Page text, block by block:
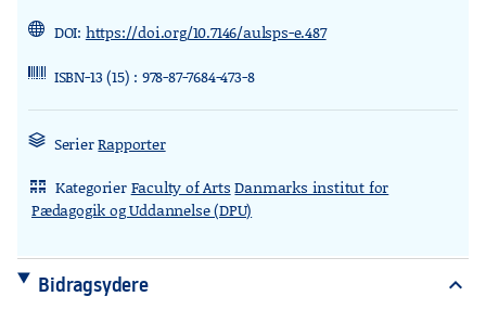
DOI: https://doi.org/10.7146/aulsps-e.487
ISBN-13 (15) : 978-87-7684-473-8
SerierRapporter
rdl_stand_desk KategorierFaculty of Arts Danmarks institut for
Pædagogik og Uddannelse (DPU)
Bidragsydere expand_more